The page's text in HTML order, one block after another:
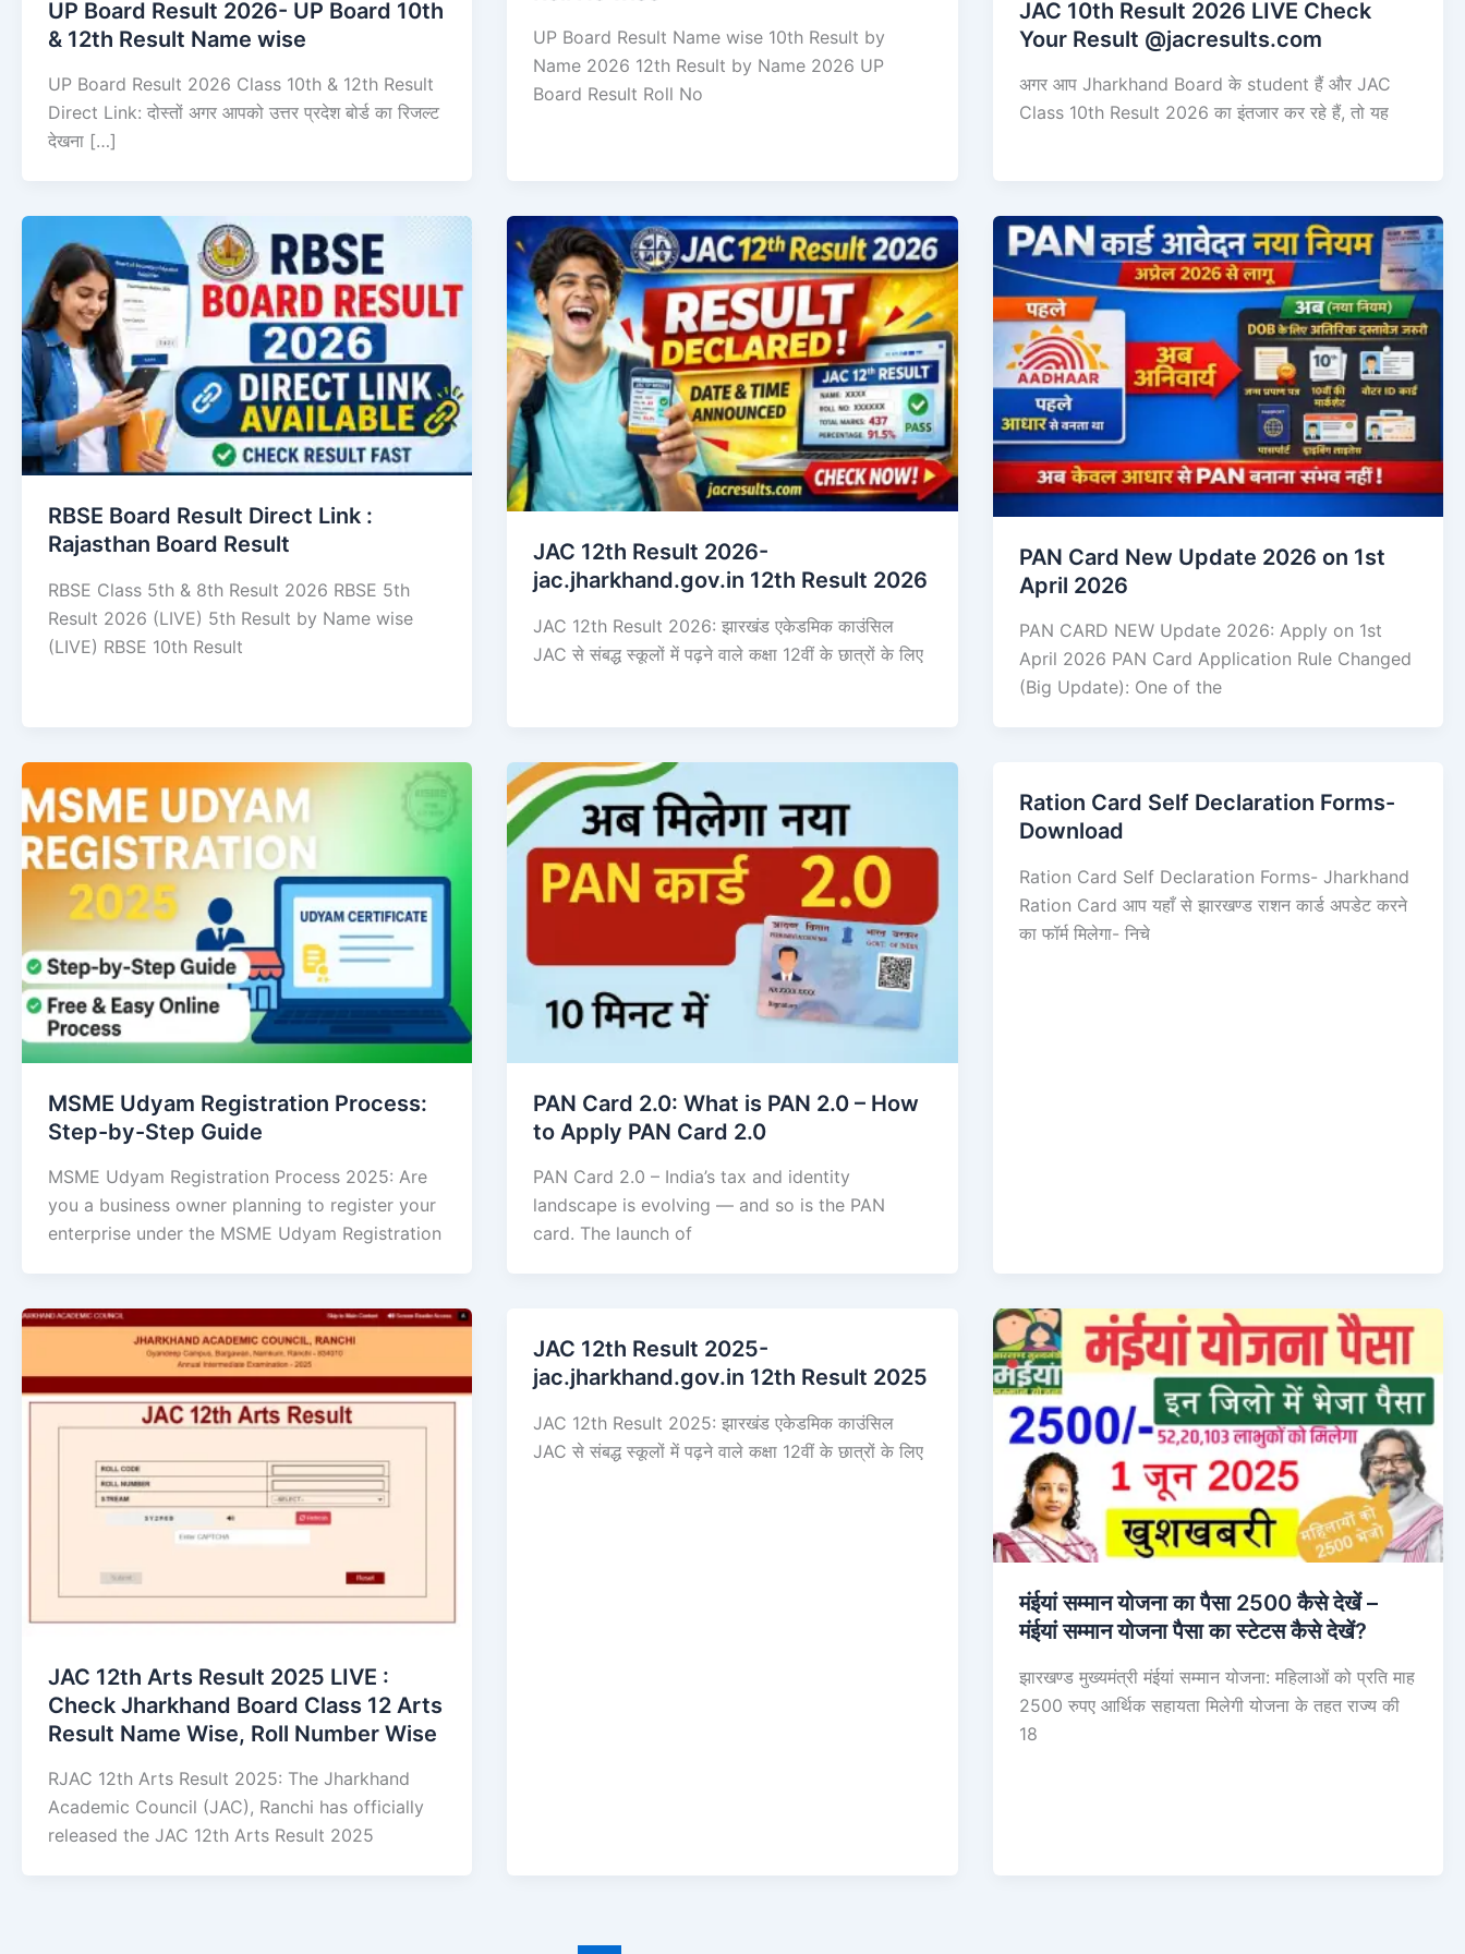
UP Board Result 2026- UP Board 10th
& 12th Result Name wise
UP Board Result 2026 Class 10th & 12th Result
Direct Link: दोस्तों अगर आपको उत्तर प्रदेश बोर्ड का रिजल्ट
देखना […]
UP Board Result Name wise 10th Result by
Name 2026 12th Result by Name 2026 UP
Board Result Roll No
JAC 10th Result 2026 LIVE Check
Your Result @jacresults.com
अगर आप Jharkhand Board के student हैं और JAC
Class 10th Result 2026 का इंतजार कर रहे हैं, तो यह
RBSE Board Result Direct Link : ​
Rajasthan Board Result
RBSE Class 5th & 8th Result 2026 RBSE 5th
Result 2026 (LIVE) 5th Result by Name wise
(LIVE) RBSE 10th Result
JAC 12th Result 2026-
jac.jharkhand.gov.in 12th Result 2026
JAC 12th Result 2026: झारखंड एकेडमिक काउंसिल
JAC से संबद्ध स्कूलों में पढ़ने वाले कक्षा 12वीं के छात्रों के लिए
PAN Card New Update 2026 on 1st
April 2026
PAN CARD NEW Update 2026: Apply on 1st
April 2026 PAN Card Application Rule Changed
(Big Update): One of the
MSME Udyam Registration Process:
Step-by-Step Guide
MSME Udyam Registration Process 2025: Are
you a business owner planning to register your
enterprise under the MSME Udyam Registration
PAN Card 2.0: What is PAN 2.0 – How
to Apply PAN Card 2.0
PAN Card 2.0 – India’s tax and identity
landscape is evolving — and so is the PAN
card. The launch of
Ration Card Self Declaration Forms-
Download
Ration Card Self Declaration Forms- Jharkhand
Ration Card आप यहाँ से झारखण्ड राशन कार्ड अपडेट करने
का फॉर्म मिलेगा- निचे
JAC 12th Arts Result 2025 LIVE :
Check Jharkhand Board Class 12 Arts
Result Name Wise, Roll Number Wise
RJAC 12th Arts Result 2025: The Jharkhand
Academic Council (JAC), Ranchi has officially
released the JAC 12th Arts Result 2025
JAC 12th Result 2025-
jac.jharkhand.gov.in 12th Result 2025
JAC 12th Result 2025: झारखंड एकेडमिक काउंसिल
JAC से संबद्ध स्कूलों में पढ़ने वाले कक्षा 12वीं के छात्रों के लिए
मंईयां सम्मान योजना का पैसा 2500 कैसे देखें –
मंईयां सम्मान योजना पैसा का स्टेटस कैसे देखें?
झारखण्ड मुख्यमंत्री मंईयां सम्मान योजना: महिलाओं को प्रति माह
2500 रुपए आर्थिक सहायता मिलेगी योजना के तहत राज्य की
18